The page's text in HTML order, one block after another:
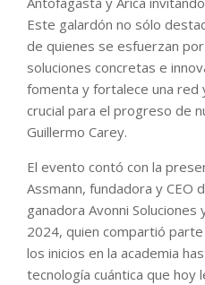
Este galardón no sólo
de quienes se esfuerzan
soluciones concretas e
fomenta y fortalece una red
crucial para el progreso de
Guillermo Carey.
El evento contó con la
Assmann, fundadora y CEO
ganadora Avonni
2024, quien compartió
los inicios en la academia
tecnología cuántica que hoy